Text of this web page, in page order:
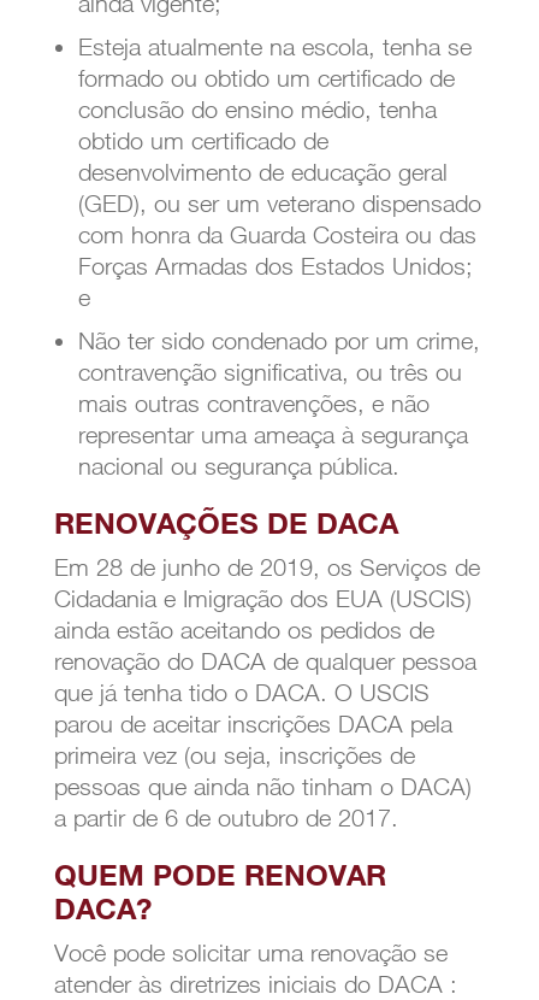
Esteja atualmente na escola, tenha se
formado ou obtido um certificado de
conclusão do ensino médio, tenha
obtido um certificado de
desenvolvimento de educação geral
(GED), ou ser um veterano dispensado
com honra da Guarda Costeira ou das
Forças Armadas dos Estados Unidos;
e
Não ter sido condenado por um crime,
contravenção significativa, ou três ou
mais outras contravenções, e não
representar uma ameaça à segurança
nacional ou segurança pública.
RENOVAÇÕES DE DACA
Em 28 de junho de 2019, os Serviços de
Cidadania e Imigração dos EUA (USCIS)
ainda estão aceitando os pedidos de
renovação do DACA de qualquer pessoa
que já tenha tido o DACA. O USCIS
parou de aceitar inscrições DACA pela
primeira vez (ou seja, inscrições de
pessoas que ainda não tinham o DACA)
a partir de 6 de outubro de 2017.
QUEM PODE RENOVAR
DACA?
Você pode solicitar uma renovação se
atender às diretrizes iniciais do DACA :